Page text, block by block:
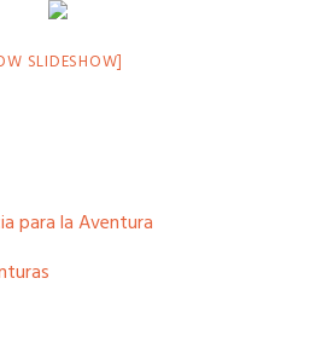
SLIDESHOW]
para la Aventura